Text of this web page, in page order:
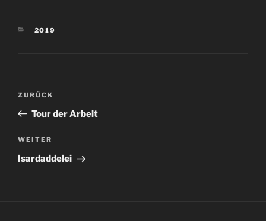
KATEGORIEN
2019
Beitragsnavigation
Vorheriger
Beitrag
ZURÜCK
Tour der Arbeit
Nächster
Beitrag
WEITER
Isardaddelei